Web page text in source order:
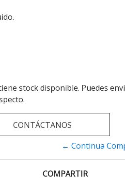
stock disponible. Puedes
CONTÁCTANOS
← Continua
COMPARTIR